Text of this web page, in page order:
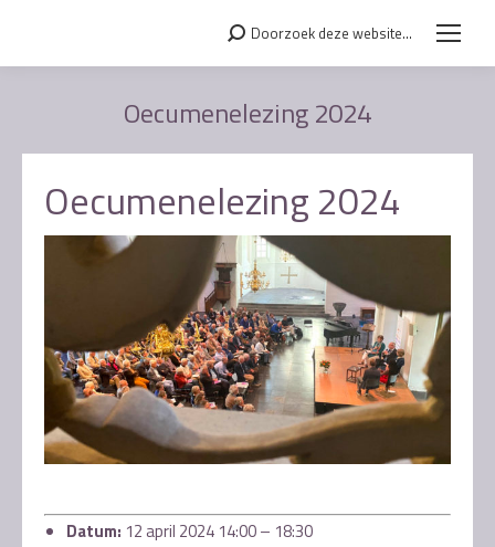
Search:Doorzoek deze website...
Oecumenelezing 2024
Oecumenelezing 2024
Datum: 12 april 2024 14:00– 18:30